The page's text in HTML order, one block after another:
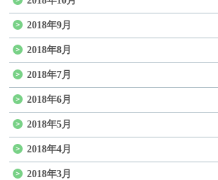
2018年9月
2018年8月
2018年7月
2018年6月
2018年5月
2018年4月
2018年3月